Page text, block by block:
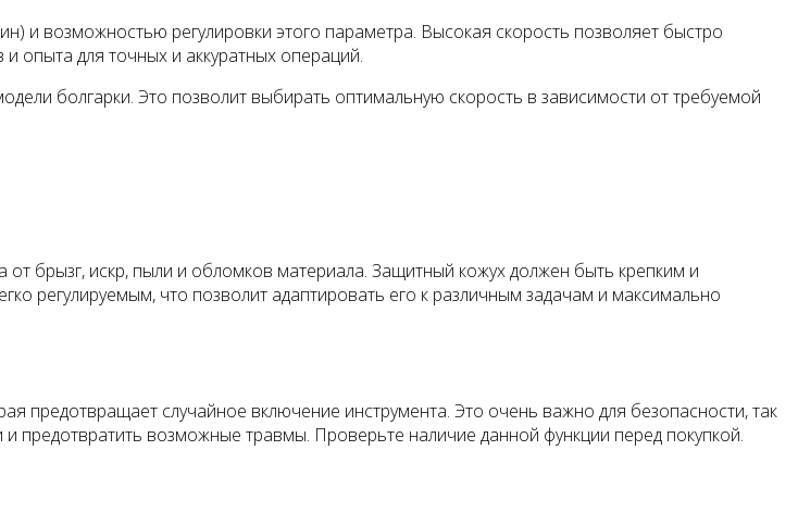
и возможностью регулировки этого параметра. Высокая скорость позволяет быстро
опыта для точных и аккуратных операций.
болгарки. Это позволит выбирать оптимальную скорость в зависимости от требуемой
брызг, искр, пыли и обломков материала. Защитный кожух должен быть крепким и
регулируемым, что позволит адаптировать его к различным задачам и максимально
предотвращает случайное включение инструмента. Это очень важно для безопасности, так
предотвратить возможные травмы. Проверьте наличие данной функции перед покупкой.